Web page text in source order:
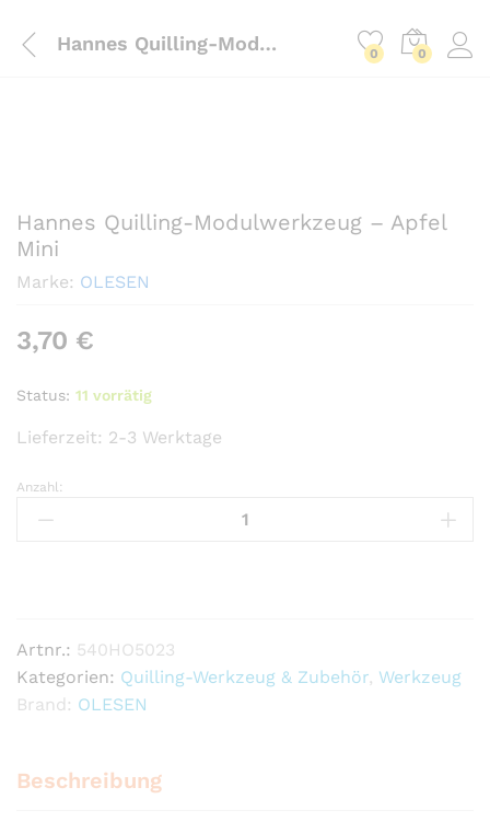
Hannes Quilling-Modulwerkzeug – Apfel Mini 0 0
Hannes Quilling-Modulwerkzeug – Apfel
Mini
Marke: OLESEN
3,70 €
Status: 11 vorrätig
Lieferzeit: 2-3 Werktage
Hannes
Quilling-
Anzahl
Anzahl:
Artnr.: 540HO5023
Kategorien: Quilling-Werkzeug & Zubehör, Werkzeug
Brand: OLESEN
Beschreibung